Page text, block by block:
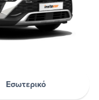
Εσωτερικό